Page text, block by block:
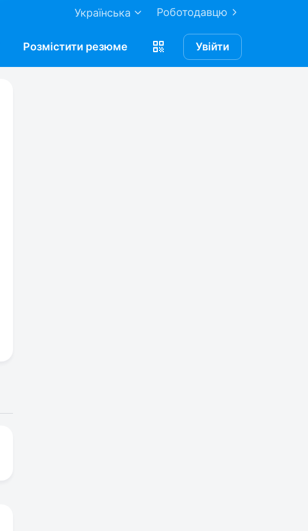
Роботодавцю
Українська
Розмістити резюме Увійти